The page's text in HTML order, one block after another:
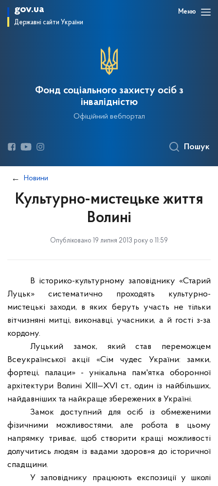
gov.ua
Державні сайти України
Меню
Фонд соціального захисту осіб з
інвалідністю
Офіційний вебпортал
Пошук
Новини
Культурно-мистецьке життя
Волині
Опубліковано 19 липня 2013 року о 11:59
В історико-культурному заповіднику «Старий
Луцьк» систематично проходять культурно-
мистецькі заходи, в яких беруть участь не тільки
вітчизняні митці, виконавці, учасники, а й гості з-за
кордону.
Луцький замок, який
став переможцем
Всеукраїнської акції «Сім чудес України: замки,
фортеці, палаци» - унікальна пам'ятка оборонної
архітектури Волині XIII—XVI ст., один із найбільших,
найдавніших та найкраще збережених в Україні.
Замокдоступний для осіб із обмеженими
фізичними можливостями, але робота в цьому
напрямку триває, щоб створити кращі можливості
долучитись людям із вадами здоров»я до історичної
спадщини.
У заповіднику працюють експозиції у школі